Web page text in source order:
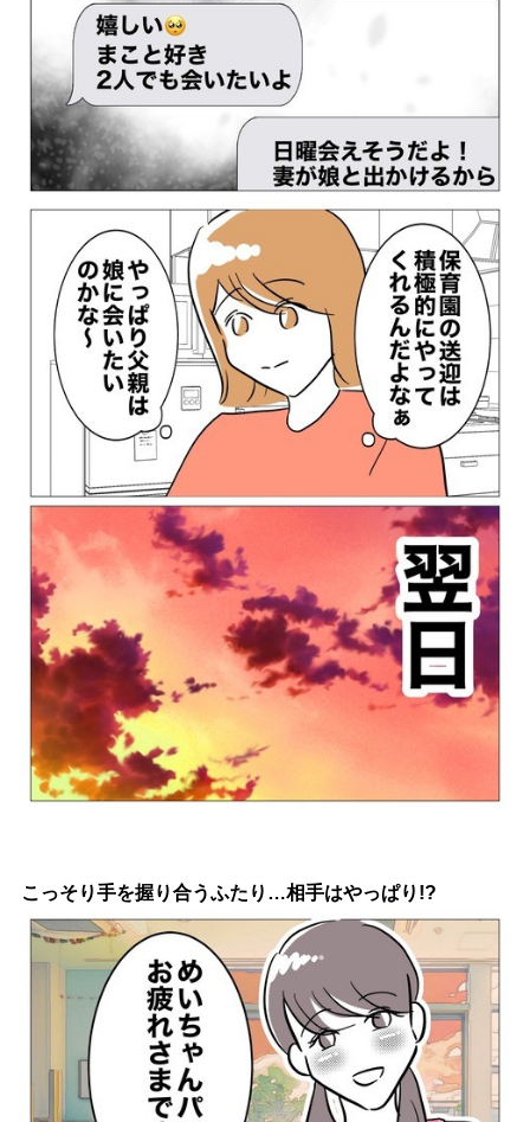
こっそり手を握り合うふたり…相手はやっぱり!?